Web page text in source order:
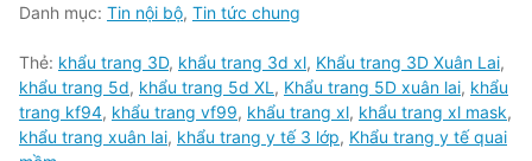
Danh mục: Tin nội bộ, Tin tức chung
Thẻ: khẩu trang 3D, khẩu trang 3d xl, Khẩu trang 3D Xuân Lai,
khẩu trang 5d, khẩu trang 5d XL , Khẩu trang 5D xuân lai, khẩu
trang kf94, khẩu trang vf99, khẩu trang xl, khẩu trang xl mask,
khẩu trang xuân lai, khẩu trang y tế 3 lớp, Khẩu trang y tế quai